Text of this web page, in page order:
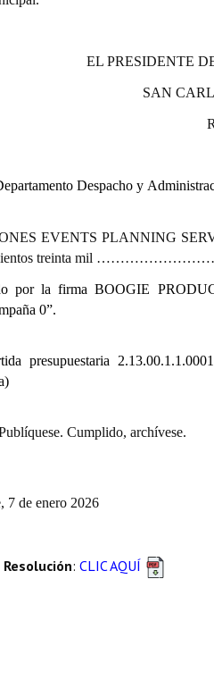
EL PRESIDENTE
SAN
Despacho y
EVENTS PLANNING
seiscientos treinta mil
por la firma BOOGIE
0”.
presupuestaria
Cumplido, archívese.
7 de enero 2026
: CLIC AQUÍ